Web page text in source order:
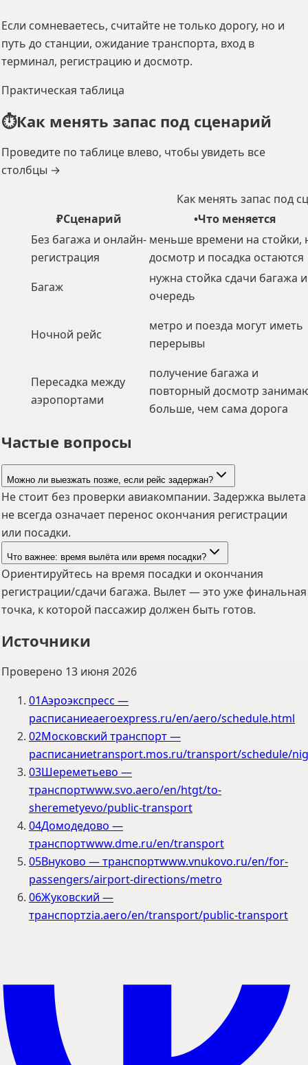
Если сомневаетесь, считайте не только дорогу, но и
путь до станции, ожидание транспорта, вход в
терминал, регистрацию и досмотр.
Практическая таблица
⏱️Как менять запас под сценарий
Проведите по таблице влево, чтобы увидеть все
столбцы →
Как менять запас под
₽Сценарий •Что меняется
Без багажа и онлайн-
регистрация
меньше времени на стойки,
досмотр и посадка остаются
Багаж
нужна стойка сдачи багажа и
очередь
Ночной рейс
метро и поезда могут иметь
перерывы
Пересадка между
аэропортами
получение багажа и
повторный досмотр
больше, чем сама дорога
Частые вопросы
Можно ли выезжать позже, если рейс задержан?
Не стоит без проверки авиакомпании. Задержка вылета
не всегда означает перенос окончания регистрации
или посадки.
Что важнее: время вылёта или время посадки?
Ориентируйтесь на время посадки и окончания
регистрации/сдачи багажа. Вылет — это уже финальная
точка, к которой пассажир должен быть готов.
Источники
Проверено 13 июня 2026
01Аэроэкспресс —
расписаниеaeroexpress.ru/en/aero/schedule.html
02Московский транспорт —
расписаниеtransport.mos.ru/transport/schedule/
03Шереметьево —
транспортwww.svo.aero/en/htgt/to-
sheremetyevo/public-transport
04Домодедово —
транспортwww.dme.ru/en/transport
05Внуково — транспортwww.vnukovo.ru/en/for-
passengers/airport-directions/metro
06Жуковский —
транспортzia.aero/en/transport/public-transport